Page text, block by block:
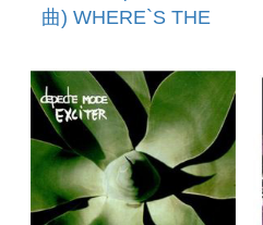
曲) WHERE`S THE
(REMIXES)